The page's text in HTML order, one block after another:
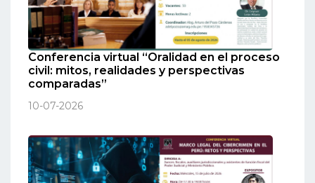
Conferencia virtual “Oralidad en el proceso
civil: mitos, realidades y perspectivas
comparadas”
10-07-2026